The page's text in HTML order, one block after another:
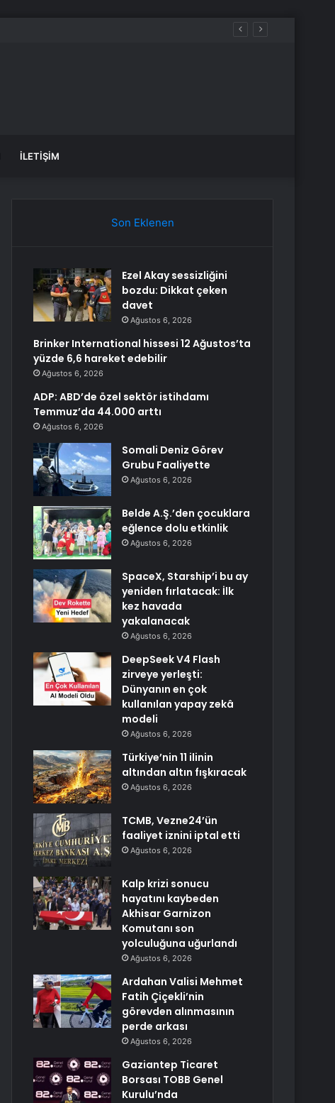
İLETIŞIM
Son Eklenen
Ezel Akay sessizliğini
bozdu: Dikkat çeken
davet
Ağustos 6, 2026
Brinker International hissesi 12 Ağustos’ta
yüzde 6,6 hareket edebilir
Ağustos 6, 2026
ADP: ABD’de özel sektör istihdamı
Temmuz’da 44.000 arttı
Ağustos 6, 2026
Somali Deniz Görev
Grubu Faaliyette
Ağustos 6, 2026
Belde A.Ş.’den çocuklara
eğlence dolu etkinlik
Ağustos 6, 2026
SpaceX, Starship’i bu ay
yeniden fırlatacak: İlk
kez havada
yakalanacak
Ağustos 6, 2026
DeepSeek V4 Flash
zirveye yerleşti:
Dünyanın en çok
kullanılan yapay zekâ
modeli
Ağustos 6, 2026
Türkiye’nin 11 ilinin
altından altın fışkıracak
Ağustos 6, 2026
TCMB, Vezne24’ün
faaliyet iznini iptal etti
Ağustos 6, 2026
Kalp krizi sonucu
hayatını kaybeden
Akhisar Garnizon
Komutanı son
yolculuğuna uğurlandı
Ağustos 6, 2026
Ardahan Valisi Mehmet
Fatih Çiçekli’nin
görevden alınmasının
perde arkası
Ağustos 6, 2026
Gaziantep Ticaret
Borsası TOBB Genel
Kurulu’nda